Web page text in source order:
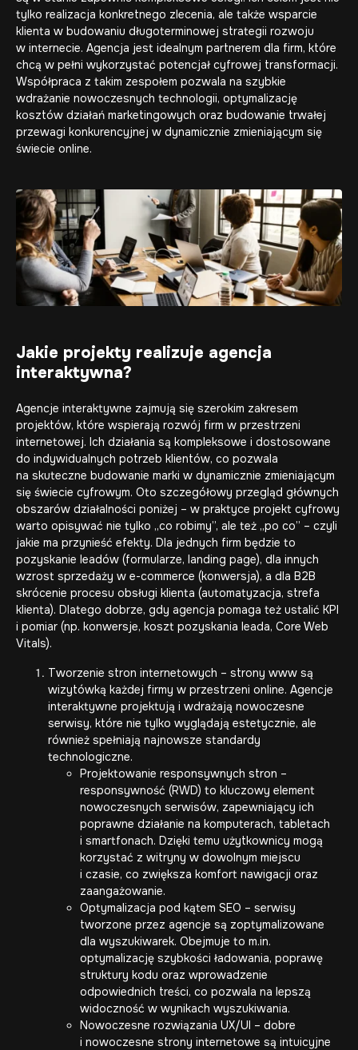
tylko realizacja konkretnego zlecenia, ale także wsparcie
klienta w budowaniu długoterminowej strategii rozwoju
w internecie. Agencja jest idealnym partnerem dla firm, które
chcą w pełni wykorzystać potencjał cyfrowej transformacji.
Współpraca z takim zespołem pozwala na szybkie
wdrażanie nowoczesnych technologii, optymalizację
kosztów działań marketingowych oraz budowanie trwałej
przewagi konkurencyjnej w dynamicznie zmieniającym się
świecie online.
Jakie projekty realizuje agencja
interaktywna?
Agencje interaktywne zajmują się szerokim zakresem
projektów, które wspierają rozwój firm w przestrzeni
internetowej. Ich działania są kompleksowe i dostosowane
do indywidualnych potrzeb klientów, co pozwala
na skuteczne budowanie marki w dynamicznie zmieniającym
się świecie cyfrowym. Oto szczegółowy przegląd głównych
obszarów działalności poniżej – w praktyce projekt cyfrowy
warto opisywać nie tylko „co robimy”, ale też „po co” – czyli
jakie ma przynieść efekty. Dla jednych firm będzie to
pozyskanie leadów (formularze, landing page), dla innych
wzrost sprzedaży w e-commerce (konwersja), a dla B2B
skrócenie procesu obsługi klienta (automatyzacja, strefa
klienta). Dlatego dobrze, gdy agencja pomaga też ustalić KPI
i pomiar (np. konwersje, koszt pozyskania leada, Core Web
Vitals).
Tworzenie stron internetowych – strony www są
wizytówką każdej firmy w przestrzeni online. Agencje
interaktywne projektują i wdrażają nowoczesne
serwisy, które nie tylko wyglądają estetycznie, ale
również spełniają najnowsze standardy
technologiczne.
Projektowanie responsywnych stron –
responsywność (RWD) to kluczowy element
nowoczesnych serwisów, zapewniający ich
poprawne działanie na komputerach, tabletach
i smartfonach. Dzięki temu użytkownicy mogą
korzystać z witryny w dowolnym miejscu
i czasie, co zwiększa komfort nawigacji oraz
zaangażowanie.
Optymalizacja pod kątem SEO – serwisy
tworzone przez agencje są zoptymalizowane
dla wyszukiwarek. Obejmuje to m.in.
optymalizację szybkości ładowania, poprawę
struktury kodu oraz wprowadzenie
odpowiednich treści, co pozwala na lepszą
widoczność w wynikach wyszukiwania.
Nowoczesne rozwiązania UX/UI – dobre
i nowoczesne strony internetowe są intuicyjne